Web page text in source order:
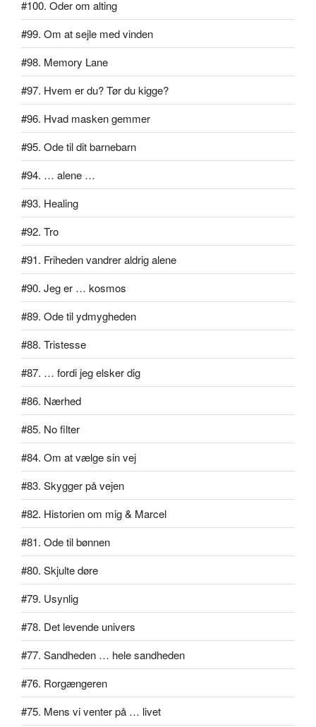
#100. Oder om alting
#99. Om at sejle med vinden
#98. Memory Lane
#97. Hvem er du? Tør du kigge?
#96. Hvad masken gemmer
#95. Ode til dit barnebarn
#94. … alene …
#93. Healing
#92. Tro
#91. Friheden vandrer aldrig alene
#90. Jeg er … kosmos
#89. Ode til ydmygheden
#88. Tristesse
#87. … fordi jeg elsker dig
#86. Nærhed
#85. No filter
#84. Om at vælge sin vej
#83. Skygger på vejen
#82. Historien om mig & Marcel
#81. Ode til bønnen
#80. Skjulte døre
#79. Usynlig
#78. Det levende univers
#77. Sandheden … hele sandheden
#76. Rorgængeren
#75. Mens vi venter på … livet